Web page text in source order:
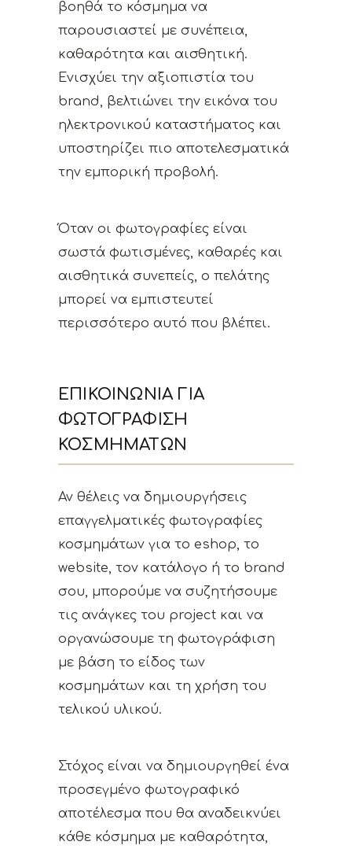
βοηθά το κόσμημα να
παρουσιαστεί με συνέπεια,
καθαρότητα και αισθητική.
Ενισχύει την αξιοπιστία του
brand, βελτιώνει την εικόνα του
ηλεκτρονικού καταστήματος και
υποστηρίζει πιο αποτελεσματικά
την εμπορική προβολή.
Όταν οι φωτογραφίες είναι
σωστά φωτισμένες, καθαρές και
αισθητικά συνεπείς, ο πελάτης
μπορεί να εμπιστευτεί
περισσότερο αυτό που βλέπει.
ΕΠΙΚΟΙΝΩΝΊΑ ΓΙΑ
ΦΩΤΟΓΡΆΦΙΣΗ
ΚΟΣΜΗΜΆΤΩΝ
Αν θέλεις να δημιουργήσεις
επαγγελματικές φωτογραφίες
κοσμημάτων για το eshop, το
website, τον κατάλογο ή το brand
σου, μπορούμε να συζητήσουμε
τις ανάγκες του project και να
οργανώσουμε τη φωτογράφιση
με βάση το είδος των
κοσμημάτων και τη χρήση του
τελικού υλικού.
Στόχος είναι να δημιουργηθεί ένα
προσεγμένο φωτογραφικό
αποτέλεσμα που θα αναδεικνύει
κάθε κόσμημα με καθαρότητα,